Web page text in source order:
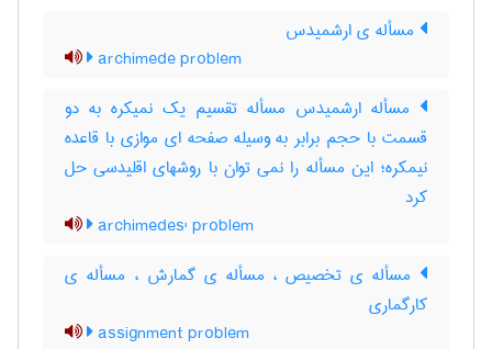
مسأله ی ارشمیدس
archimede problem
مسأله ارشمیدس مسأله تقسیم یک نمیکره به دو
قسمت با حجم برابر به وسیله صفحه ای موازی با قاعده
نیمکره؛ این مسأله را نمی توان با روشهای اقلیدسی حل
کرد
archimedes' problem
مسأله ی تخصیص ، مسأله ی گمارش ، مسأله ی
کارگماری
assignment problem